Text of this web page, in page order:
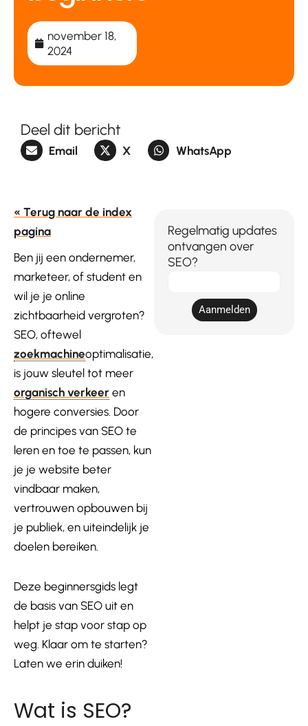
november 18,
2024
Deel dit bericht
Email X WhatsApp
« Terug naar de index
pagina
Ben jij een ondernemer,
marketeer, of student en
wil je je online
zichtbaarheid vergroten?
SEO, oftewel
zoekmachineoptimalisatie,
is jouw sleutel tot meer
organisch verkeer en
hogere conversies. Door
de principes van SEO te
leren en toe te passen, kun
je je website beter
vindbaar maken,
vertrouwen opbouwen bij
je publiek, en uiteindelijk je
doelen bereiken.
Deze beginnersgids legt
de basis van SEO uit en
helpt je stap voor stap op
weg. Klaar om te starten?
Laten we erin duiken!
Wat is SEO?
Regelmatig updates
ontvangen over
SEO?
Aanmelden